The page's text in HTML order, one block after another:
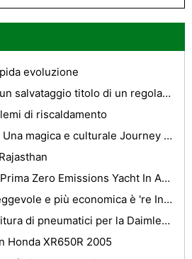
evoluzione
Come modificare un salvataggio titolo di un regolare titolo su un furto di veicoli-Recuperato
di riscaldamento
Pushkar Viaggio - Una magica e culturale Journey Of India
DSE Hybrid 12m : Prima Zero Emissions Yacht In America
Fiat Panda - maneggevole e più economica è 're In The City Congested'
Kumho per la fornitura di pneumatici per la DaimlerChrysler AG
Honda XR650R 2005